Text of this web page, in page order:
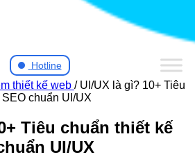
Hotline
thiết kế web / UI/UX là gì? 10+ Tiêu
chuẩn UI/UX
Tiêu chuẩn thiết kế
UI/UX